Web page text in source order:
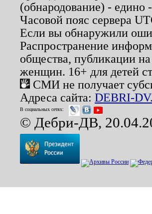
(обнародование) - едино
Часовой пояс сервера
Если вы обнаружили
Распространение
общества, публикации
женщин. 16+ для детей
СМИ не получает
Адреса сайта: DEBRI-
В социальных сетях:
© Дебри-ДВ,